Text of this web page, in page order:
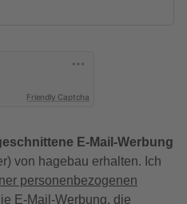
Friendly Captcha
E-Mail-Werbung
von hagebau erhalten. Ich
personenbezogenen
E-Mail-Werbung, die